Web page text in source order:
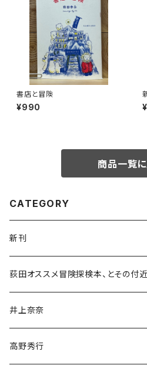
書店と冒険
¥990
商品一覧
CATEGORY
新刊
和書
文学・小説・物語
随筆・ノンフィクション・その他
荻田オススメ冒険探検本、とその付近
井上奈奈
高野秀行